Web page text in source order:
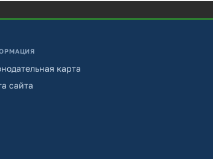
карта
сайта